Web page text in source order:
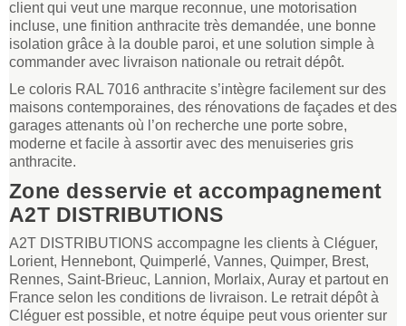
client qui veut une marque reconnue, une motorisation
incluse, une finition anthracite très demandée, une bonne
isolation grâce à la double paroi, et une solution simple à
commander avec livraison nationale ou retrait dépôt.
Le coloris RAL 7016 anthracite s’intègre facilement sur des
maisons contemporaines, des rénovations de façades et des
garages attenants où l’on recherche une porte sobre,
moderne et facile à assortir avec des menuiseries gris
anthracite.
Zone desservie et accompagnement
A2T DISTRIBUTIONS
A2T DISTRIBUTIONS accompagne les clients à Cléguer,
Lorient, Hennebont, Quimperlé, Vannes, Quimper, Brest,
Rennes, Saint-Brieuc, Lannion, Morlaix, Auray et partout en
France selon les conditions de livraison. Le retrait dépôt à
Cléguer est possible, et notre équipe peut vous orienter sur